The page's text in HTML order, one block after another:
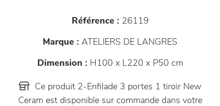
Référence : 26119
Marque : ATELIERS DE LANGRES
Dimension : H100 x L220 x P50 cm
Ce produit 2-Enfilade 3 portes 1 tiroir New
Ceram est disponible sur commande dans votre